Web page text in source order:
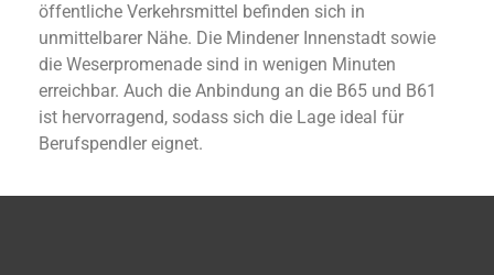
öffentliche Verkehrsmittel befinden sich in
unmittelbarer Nähe. Die Mindener Innenstadt sowie
die Weserpromenade sind in wenigen Minuten
erreichbar. Auch die Anbindung an die B65 und B61
ist hervorragend, sodass sich die Lage ideal für
Berufspendler eignet.